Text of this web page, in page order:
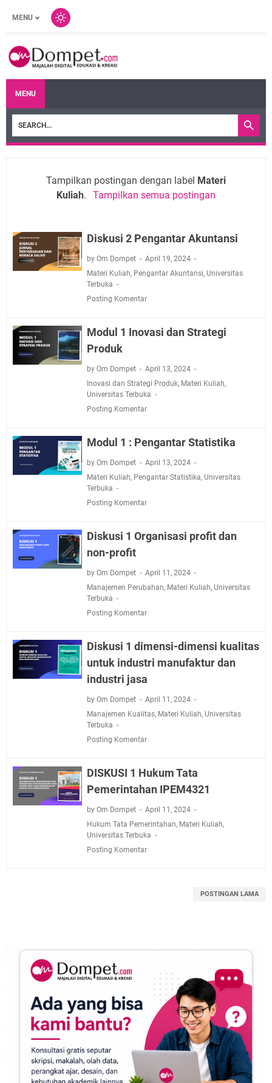
MENU
MENU
Tampilkan postingan dengan label Materi
Kuliah. Tampilkan semua postingan
Diskusi 2 Pengantar Akuntansi
by Om Dompet
April 19, 2024
Materi Kuliah, Pengantar Akuntansi, Universitas
Terbuka
Posting Komentar
Modul 1 Inovasi dan Strategi
Produk
by Om Dompet
April 13, 2024
Inovasi dan Strategi Produk, Materi Kuliah,
Universitas Terbuka
Posting Komentar
Modul 1 : Pengantar Statistika
by Om Dompet
April 13, 2024
Materi Kuliah, Pengantar Statistika, Universitas
Terbuka
Posting Komentar
Diskusi 1 Organisasi profit dan
non-profit
by Om Dompet
April 11, 2024
Manajemen Perubahan, Materi Kuliah, Universitas
Terbuka
Posting Komentar
Diskusi 1 dimensi-dimensi kualitas
untuk industri manufaktur dan
industri jasa
by Om Dompet
April 11, 2024
Manajemen Kualitas, Materi Kuliah, Universitas
Terbuka
Posting Komentar
DISKUSI 1 Hukum Tata
Pemerintahan IPEM4321
by Om Dompet
April 11, 2024
Hukum Tata Pemerintahan, Materi Kuliah,
Universitas Terbuka
Posting Komentar
POSTINGAN LAMA